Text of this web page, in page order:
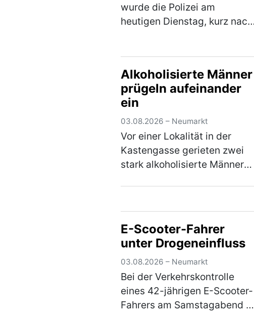
wurde die Polizei am
heutigen Dienstag, kurz nach
jährige Bewohner zeigte sich
über den Besuch jedoch
nicht…
Alkoholisierte Männer
prügeln aufeinander
ein
03.08.2026 – Neumarkt
Vor einer Lokalität in der
Kastengasse gerieten zwei
stark alkoholisierte Männer
aufeinander ein…(mehr)
E-Scooter-Fahrer
unter Drogeneinfluss
03.08.2026 – Neumarkt
Bei der Verkehrskontrolle
eines 42-jährigen E-Scooter-
Fahrers am Samstagabend in